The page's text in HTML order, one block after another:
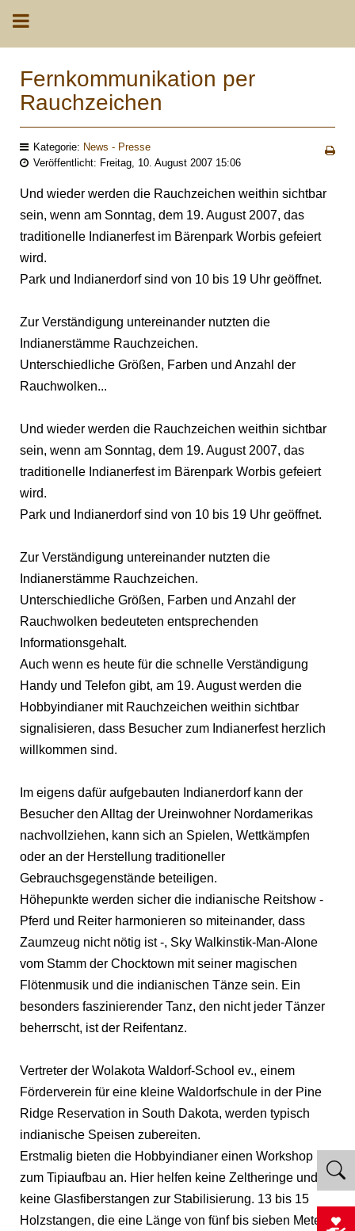
Fernkommunikation per
Rauchzeichen
Kategorie: News - Presse
Veröffentlicht: Freitag, 10. August 2007 15:06
Und wieder werden die Rauchzeichen weithin sichtbar
sein, wenn am Sonntag, dem 19. August 2007, das
traditionelle Indianerfest im Bärenpark Worbis gefeiert
wird.
Park und Indianerdorf sind von 10 bis 19 Uhr geöffnet.
Zur Verständigung untereinander nutzten die
Indianerstämme Rauchzeichen.
Unterschiedliche Größen, Farben und Anzahl der
Rauchwolken...
Und wieder werden die Rauchzeichen weithin sichtbar
sein, wenn am Sonntag, dem 19. August 2007, das
traditionelle Indianerfest im Bärenpark Worbis gefeiert
wird.
Park und Indianerdorf sind von 10 bis 19 Uhr geöffnet.
Zur Verständigung untereinander nutzten die
Indianerstämme Rauchzeichen.
Unterschiedliche Größen, Farben und Anzahl der
Rauchwolken bedeuteten entsprechenden
Informationsgehalt.
Auch wenn es heute für die schnelle Verständigung
Handy und Telefon gibt, am 19. August werden die
Hobbyindianer mit Rauchzeichen weithin sichtbar
signalisieren, dass Besucher zum Indianerfest herzlich
willkommen sind.
Im eigens dafür aufgebauten Indianerdorf kann der
Besucher den Alltag der Ureinwohner Nordamerikas
nachvollziehen, kann sich an Spielen, Wettkämpfen
oder an der Herstellung traditioneller
Gebrauchsgegenstände beteiligen.
Höhepunkte werden sicher die indianische Reitshow -
Pferd und Reiter harmonieren so miteinander, dass
Zaumzeug nicht nötig ist -, Sky Walkinstik-Man-Alone
vom Stamm der Chocktown mit seiner magischen
Flötenmusik und die indianischen Tänze sein. Ein
besonders faszinierender Tanz, den nicht jeder Tänzer
beherrscht, ist der Reifentanz.
Vertreter der Wolakota Waldorf-School ev., einem
Förderverein für eine kleine Waldorfschule in der Pine
Ridge Reservation in South Dakota, werden typisch
indianische Speisen zubereiten.
Erstmalig bieten die Hobbyindianer einen Workshop
zum Tipiaufbau an. Hier helfen keine Zeltheringe und
keine Glasfiberstangen zur Stabilisierung. 13 bis 15
Holzstangen, die eine Länge von fünf bis sieben Meter